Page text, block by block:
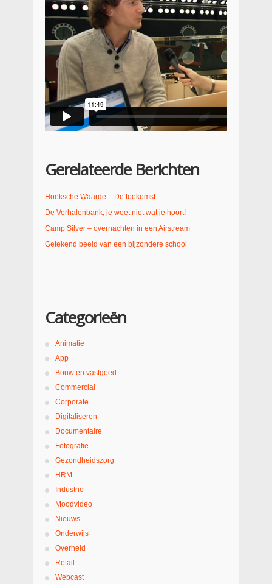
Gerelateerde Berichten
Hoeksche Waarde – De toekomst
De Verhalenbank, je weet niet wat je hoort!
Camp Silver – overnachten in een Airstream
Getekend beeld van een bijzondere school
...
Categorieën
Animatie
App
Bouw en vastgoed
Commercial
Corporate
Digitaliseren
Documentaire
Fotografie
Gezondheidszorg
HRM
Industrie
Moodvideo
Nieuws
Onderwijs
Overheid
Retail
Webcast